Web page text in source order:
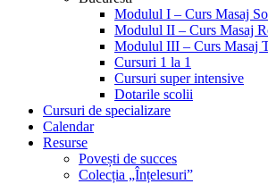
Modulul I – Curs Masaj
Modulul II – Curs Masaj
Modulul III – Curs Masaj
Cursuri 1 la 1
Cursuri super intensive
Dotarile scolii
Cursuri de specializare
Calendar
Resurse
Povești de succes
Colecția „Înțelesuri”